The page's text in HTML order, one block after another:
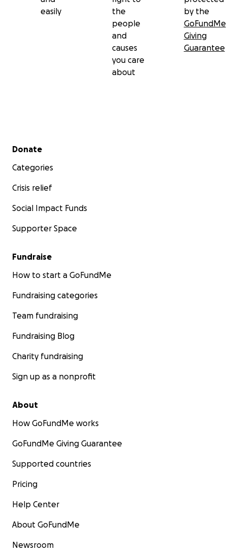
easily
the
people
and
causes
you care
about
by the
GoFundMe
Giving
Guarantee
Secondary menu
Donate
Categories
Crisis relief
Social Impact Funds
Supporter Space
Fundraise
How to start a GoFundMe
Fundraising categories
Team fundraising
Fundraising Blog
Charity fundraising
Sign up as a nonprofit
About
How GoFundMe works
GoFundMe Giving Guarantee
Supported countries
Pricing
Help Center
About GoFundMe
Newsroom